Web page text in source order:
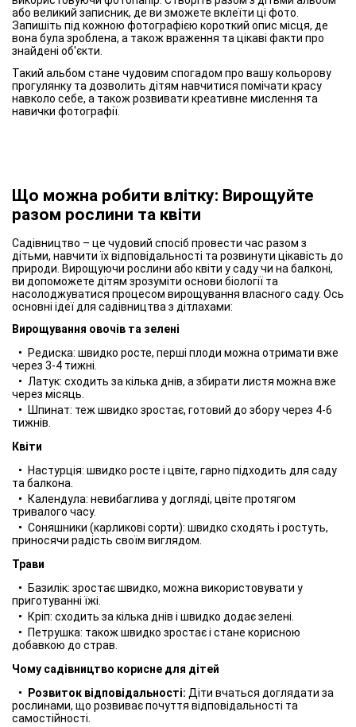
або великий записник, де ви зможете вклеїти ці фото.
Запишіть під кожною фотографією короткий опис місця, де
вона була зроблена, а також враження та цікаві факти про
знайдені об'єкти.
Такий альбом стане чудовим спогадом про вашу кольорову
прогулянку та дозволить дітям навчитися помічати красу
навколо себе, а також розвивати креативне мислення та
навички фотографії.
Що можна робити влітку: Вирощуйте
разом рослини та квіти
Садівництво – це чудовий спосіб провести час разом з
дітьми, навчити їх відповідальності та розвинути цікавість до
природи. Вирощуючи рослини або квіти у саду чи на балконі,
ви допоможете дітям зрозуміти основи біології та
насолоджуватися процесом вирощування власного саду. Ось
основні ідеї для садівництва з дітлахами:
Вирощування овочів та зелені
Редиска: швидко росте, перші плоди можна отримати вже
через 3-4 тижні.
Латук: сходить за кілька днів, а збирати листя можна вже
через місяць.
Шпинат: теж швидко зростає, готовий до збору через 4-6
тижнів.
Квіти
Настурція: швидко росте і цвіте, гарно підходить для саду
та балкона.
Календула: невибаглива у догляді, цвіте протягом
тривалого часу.
Соняшники (карликові сорти): швидко сходять і ростуть,
приносячи радість своїм виглядом.
Трави
Базилік: зростає швидко, можна використовувати у
приготуванні їжі.
Кріп: сходить за кілька днів і швидко додає зелені.
Петрушка: також швидко зростає і стане корисною
добавкою до страв.
Чому садівництво корисне для дітей
Розвиток відповідальності: Діти вчаться доглядати за
рослинами, що розвиває почуття відповідальності та
самостійності.